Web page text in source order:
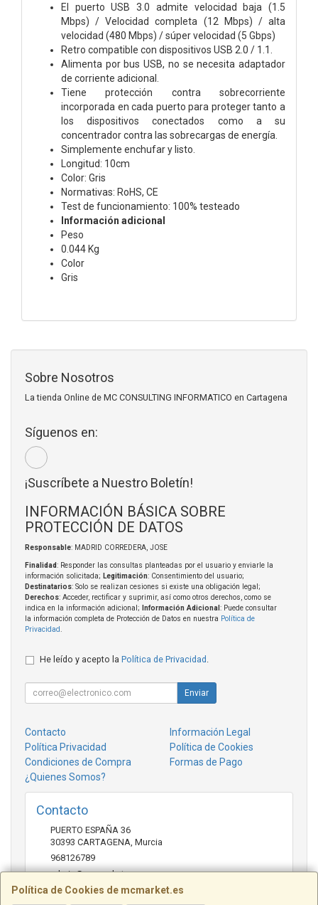
El puerto USB 3.0 admite velocidad baja (1.5
Mbps) / Velocidad completa (12 Mbps) / alta
velocidad (480 Mbps) / súper velocidad (5 Gbps)
Retro compatible con dispositivos USB 2.0 / 1.1.
Alimenta por bus USB, no se necesita adaptador
de corriente adicional.
Tiene protección contra sobrecorriente
incorporada en cada puerto para proteger tanto a
los dispositivos conectados como a su
concentrador contra las sobrecargas de energía.
Simplemente enchufar y listo.
Longitud: 10cm
Color: Gris
Normativas: RoHS, CE
Test de funcionamiento: 100% testeado
Información adicional
Peso
0.044 Kg
Color
Gris
Política de Cookies de mcmarket.es
Sobre Nosotros
La tienda Online de MC CONSULTING INFORMATICO en Cartagena
Síguenos en:
¡Suscríbete a Nuestro Boletín!
INFORMACIÓN BÁSICA SOBRE
PROTECCIÓN DE DATOS
Responsable: MADRID CORREDERA, JOSE
Finalidad: Responder las consultas planteadas por el usuario y enviarle la
información solicitada; Legitimación: Consentimiento del usuario;
Destinatarios: Solo se realizan cesiones si existe una obligación legal;
Derechos: Acceder, rectificar y suprimir, así como otros derechos, como se
indica en la información adicional;
Información Adicional : Puede consultar
la información completa de Protección de Datos en nuestra Política de
Privacidad
He leído y acepto la Política de Privacidad
Enviar
Contacto
Información Legal
Política Privacidad
Política de Cookies
Condiciones de Compra
Formas de Pago
¿Quienes Somos?
Contacto
PUERTO ESPAÑA 36
30393 CARTAGENA Murcia
968126789
admin@mcmarket.es